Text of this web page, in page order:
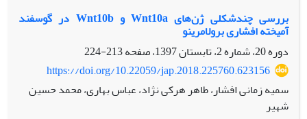
بررسی چندشکلی ژن‌های‌ Wnt10a و Wnt10b در گوسفند
آمیخته افشاری برولامرینو
دوره 20، شماره 2، تابستان 1397، صفحه
213-224
https://doi.org/10.22059/jap.2018.225760.623156
سمیه زمانی افشار، طاهر هرکی نژاد، عباس بهاری، محمد حسین
شهیر